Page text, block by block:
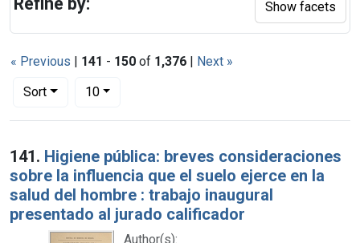
« Previous | 141 - 150 of 1,376 | Next »
Sort
Number of results to display per page
10per page
Search Results
141. Higiene pública: breves consideraciones
sobre la influencia que el suelo ejerce en la
salud del hombre : trabajo inaugural
presentado al jurado calificador
Author(s):
Show facets